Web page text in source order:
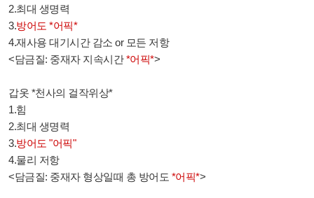
2.최대 생명력
3.방어도 *어픽*
4.재사용 대기시간 감소 or 모든 저항
<담금질: 중재자 지속시간*어픽*>
갑옷 *천사의 걸작위상*
1.힘
2.최대 생명력
3.방어도 "어픽"
4.물리 저항
<담금질: 중재자 형상일때 총 방어도 *어픽*>